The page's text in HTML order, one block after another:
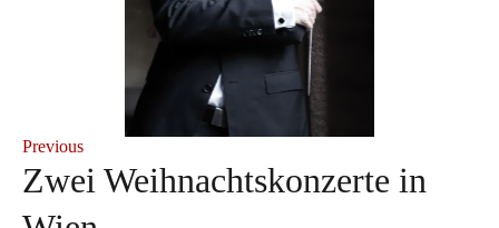
Previous
Zwei Weihnachtskonzerte in